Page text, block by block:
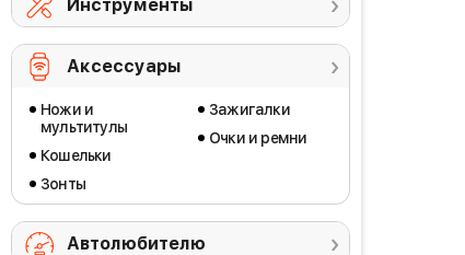
Инструменты
Аксессуары
Ножи и
мультитулы
Кошельки
Зонты
Зажигалки
Очки и ремни
Автолюбителю